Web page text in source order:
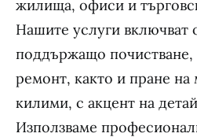
жилища, офиси и
Нашите услуги включват
поддържащо почистване,
ремонт, както и пране на
килими, с акцент на
Използваме